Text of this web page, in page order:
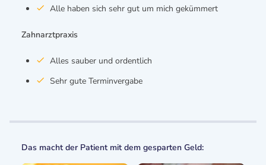
Alle haben sich sehr gut um mich gekümmert
Zahnarztpraxis
Alles sauber und ordentlich
Sehr gute Terminvergabe
Das macht der Patient mit dem gesparten Geld: